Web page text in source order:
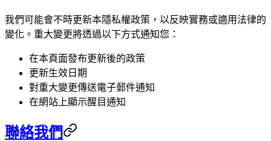
我們可能會不時更新本隱私權政策，以反映實務或適用法律的
變化。重大變更將透過以下方式通知您：
在本頁面發布更新後的政策
更新生效日期
對重大變更傳送電子郵件通知
在網站上顯示醒目通知
聯絡我們